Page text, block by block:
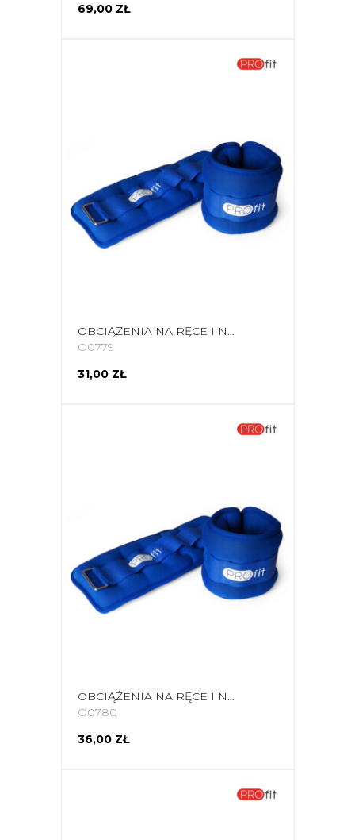
69,00 ZŁ
OBCIĄŻENIA NA RĘCE I NOGI PROFIT EVOLUTION 2X0,5KG NIEBIESKIE DK 3310
O0779
31,00 ZŁ
OBCIĄŻENIA NA RĘCE I NOGI PROFIT EVOLUTION 2X0,75KG NIEBIESKIE DK 3310
O0780
36,00 ZŁ